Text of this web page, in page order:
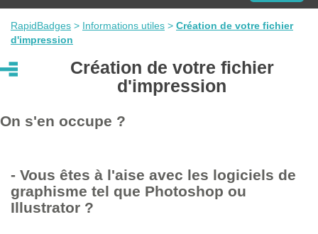
t
v
e
r
l
v
i
o
n
RapidBadges > Informations utiles > Création de votre fichier
d'impression
Création de votre fichier
d'impression
On s'en occupe ?
- Vous êtes à l'aise avec les logiciels de
graphisme tel que Photoshop ou
Illustrator ?